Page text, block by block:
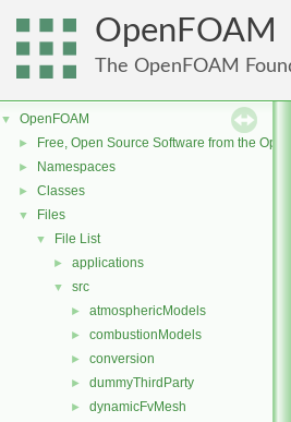
OpenFOAM
The OpenFOAM
▼ OpenFOAM
► Free, Open Source Software from the
► Namespaces
► Classes
▼ Files
▼ File List
► applications
▼ src
► atmosphericModels
► combustionModels
► conversion
► dummyThirdParty
► dynamicFvMesh